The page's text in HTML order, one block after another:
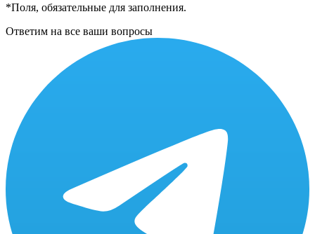
*Поля, обязательные для заполнения.
Ответим на все ваши вопросы